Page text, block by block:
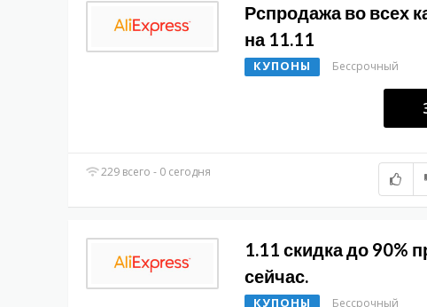
Рспродажа во всех
на 11.11
КУПОНЫ Бессрочный
229 всего - 0 сегодня
1.11 скидка до 90%
сейчас.
КУПОНЫ Бессрочный